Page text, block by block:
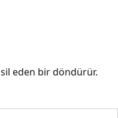
eden bir döndürür.